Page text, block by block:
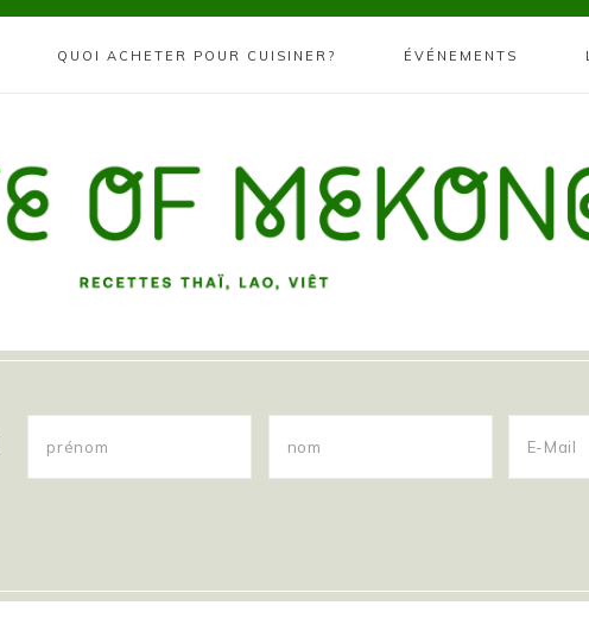
QUOI ACHETER POUR CUISINER? ÉVÉNEMENTS